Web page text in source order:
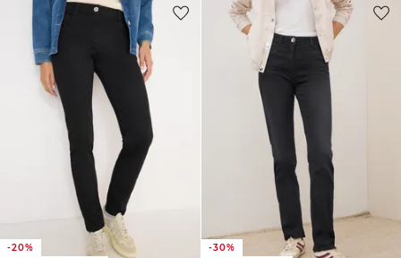
-20%
-30%